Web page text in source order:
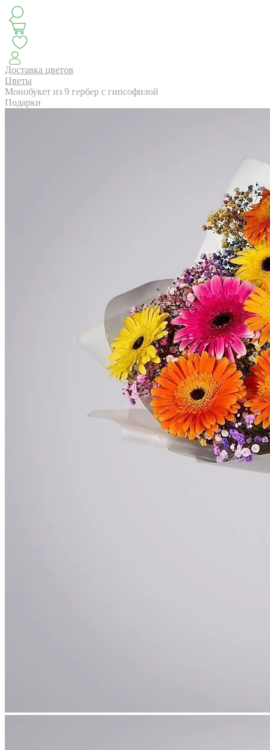
АВТОРСКИЕ БУКЕТЫ
Доставка цветов
Цветы
Монобукет из 9 гербер с гипсофилой
Подарки